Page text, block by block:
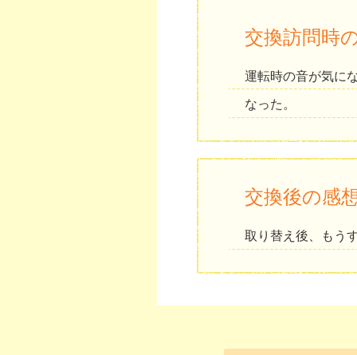
交換訪問時
運転時の音が気に
なった。
交換後の感
取り替え後、もう